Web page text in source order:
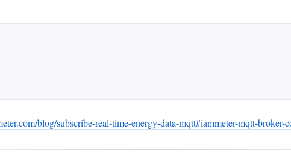
blog/subscribe-real-time-energy-data-mqtt#iammeter-mqtt-broker-